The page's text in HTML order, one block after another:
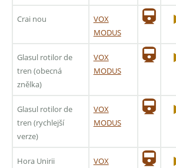
Crai nou
VOX
MODUS
Glasul rotilor de
tren (obecná
znělka)
VOX
MODUS
Glasul rotilor de
tren (rychlejší
verze)
VOX
MODUS
Hora Unirii
VOX